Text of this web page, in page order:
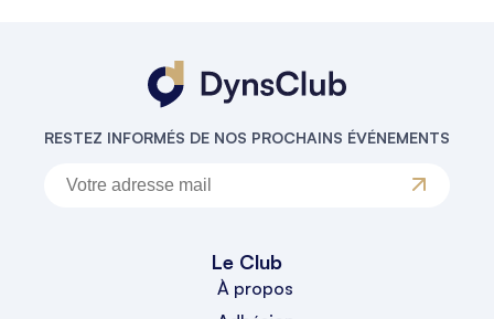
RESTEZ INFORMÉS DE NOS PROCHAINS ÉVÉNEMENTS
Le Club
À propos